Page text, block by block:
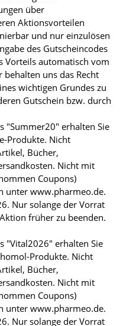
über
Aktionsvorteilen
und nur einzulösen
des Gutscheincodes
Vorteils automatisch vom
behalten uns das Recht
wichtigen Grundes zu
Gutschein bzw. durch
"Summer20" erhalten Sie
Produkte. Nicht
Bücher,
Nicht mit
Coupons)
unter www.pharmeo.de.
Nur solange der Vorrat
früher zu beenden.
"Vital2026" erhalten Sie
Produkte. Nicht
Bücher,
Nicht mit
Coupons)
unter www.pharmeo.de.
Nur solange der Vorrat